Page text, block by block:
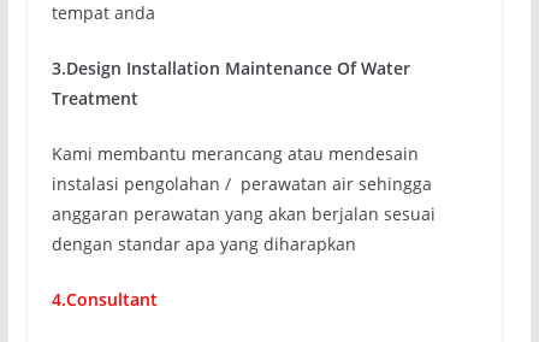
tempat anda
3.Design Installation Maintenance Of Water
Treatment
Kami membantu merancang atau mendesain
instalasi pengolahan / perawatan air sehingga
anggaran perawatan yang akan berjalan sesuai
dengan standar apa yang diharapkan
4.Consultant